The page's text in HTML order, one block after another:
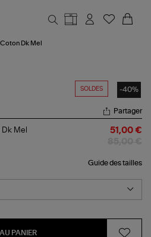
Dk Mel
SOLDES -40%
Partager
Mel 51,00 €
Guide des tailles
PANIER